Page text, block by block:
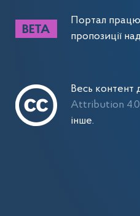
Портал
пропозиції
Весь контент
Attribution
інше.